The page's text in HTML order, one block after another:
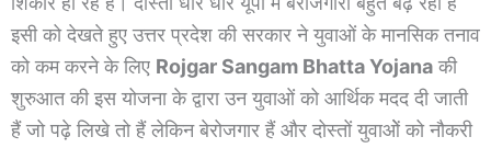
इसी को देखते हुए उत्तर प्रदेश की सरकार ने युवाओं के मानसिक तनाव
को कम करने के लिए Rojgar Sangam Bhatta Yojanaकी
शुरुआत की इस योजना के द्वारा उन युवाओं को आर्थिक मदद दी जाती
हैं जो पढ़े लिखे तो हैं लेकिन बेरोजगार हैं और दोस्तों युवाओें को नौकरी